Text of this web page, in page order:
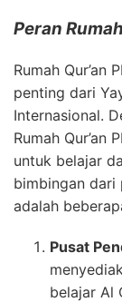
Peran
Rumah Qur’an
penting dari
Internasional.
Rumah Qur’an
untuk belajar
bimbingan dari
adalah
Pusat
belajar Al